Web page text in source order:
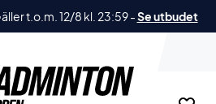
t.o.m. 12/8 kl. 23:59-Se utbudet